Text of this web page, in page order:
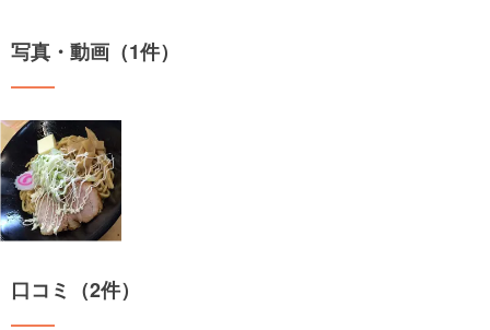
写真・動画（1件）
口コミ（2件）